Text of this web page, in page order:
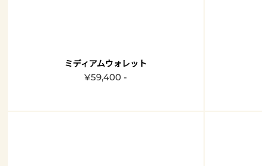
ミディアムウォレット
¥59,400 -